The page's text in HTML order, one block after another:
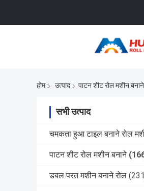
होम उत्पाद पाटन शीट रोल मशीन बनाने
सभी उत्पाद
चमकता हुआ टाइल बनाने रोल
पाटन शीट रोल मशीन बनाने
डबल परत मशीन बनाने रोल